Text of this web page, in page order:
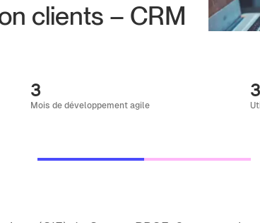
clients – CRM
3
Mois de développement agile
3